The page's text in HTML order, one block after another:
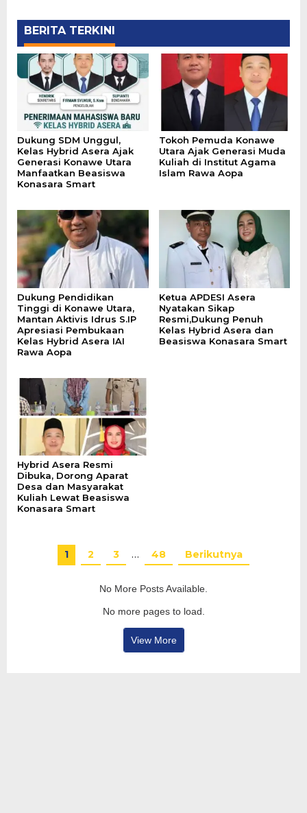
BERITA TERKINI
Dukung SDM Unggul,
Kelas Hybrid Asera Ajak
Generasi Konawe Utara
Manfaatkan Beasiswa
Konasara Smart
Tokoh Pemuda Konawe
Utara Ajak Generasi Muda
Kuliah di Institut Agama
Islam Rawa Aopa
Dukung Pendidikan
Tinggi di Konawe Utara,
Mantan Aktivis Idrus S.IP
Apresiasi Pembukaan
Kelas Hybrid Asera IAI
Rawa Aopa
Ketua APDESI Asera
Nyatakan Sikap
Resmi,Dukung Penuh
Kelas Hybrid Asera dan
Beasiswa Konasara Smart
Hybrid Asera Resmi
Dibuka, Dorong Aparat
Desa dan Masyarakat
Kuliah Lewat Beasiswa
Konasara Smart
1 2 3 … 48 Berikutnya
No More Posts Available.
No more pages to load.
View More